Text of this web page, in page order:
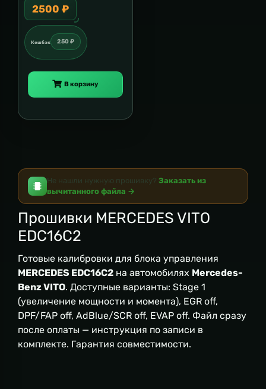
2500 ₽
Кешбэк 250 ₽
В корзину
Не нашли нужную прошивку? Заказать из
вычитанного файла →
Прошивки MERCEDES VITO
EDC16C2
Готовые калибровки для блока управления
MERCEDES EDC16C2 на автомобилях Mercedes-
Benz VITO. Доступные варианты: Stage 1
(увеличение мощности и момента), EGR off,
DPF/FAP off, AdBlue/SCR off, EVAP off. Файл сразу
после оплаты — инструкция по записи в
комплекте. Гарантия совместимости.